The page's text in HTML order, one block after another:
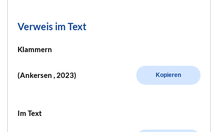
Verweis im Text
Klammern
(Ankersen , 2023) Kopieren
Im Text